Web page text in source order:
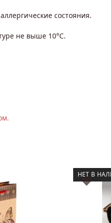
состояния.
не выше 10°С.
НЕТ В